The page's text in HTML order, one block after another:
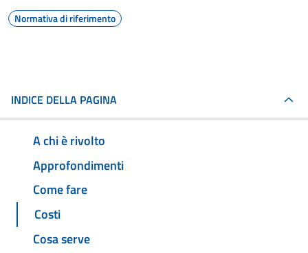
Normativa di riferimento
INDICE DELLA PAGINA
A chi è rivolto
Approfondimenti
Come fare
Costi
Cosa serve